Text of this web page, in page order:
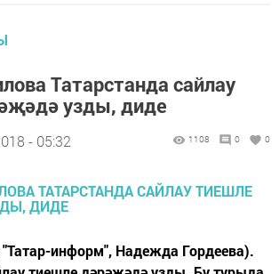
Татарстанда сайлау
узды, диде
- 05:32 1108 0 0
информ", Надежда Гордеева).